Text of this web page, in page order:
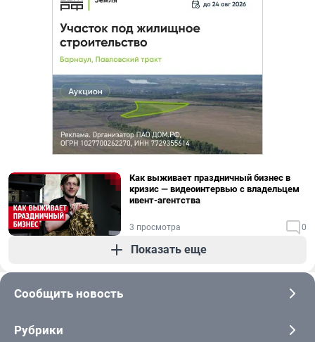
Как выживает праздничный бизнес в
кризис — видеоинтервью с владельцем
ивент-агентства
3 просмотра 0
Показать еще
Сообщить новость
Рубрики